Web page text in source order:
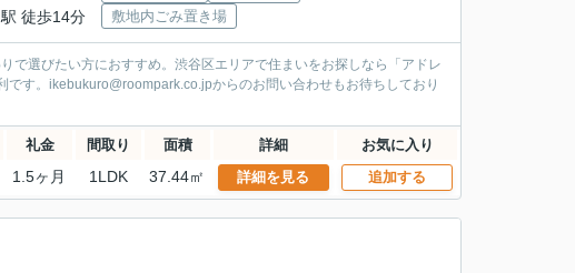
駅 徒歩14分
敷地内ごみ置き場
で選びたい方におすすめ。渋谷区エリアで住まいをお探しなら「アドレ
す。ikebukuro@roompark.co.jpからのお問い合わせもお待ちしており
礼金 間取り 面積 詳細 お気に入り
1.5ヶ月 1LDK 37.44㎡ 詳細を見る 追加する